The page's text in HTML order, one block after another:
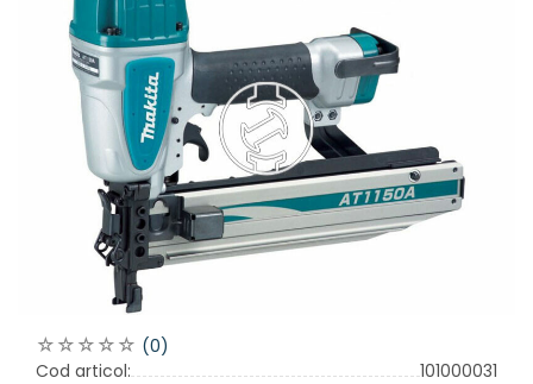
(0)
Cod articol:
101000031